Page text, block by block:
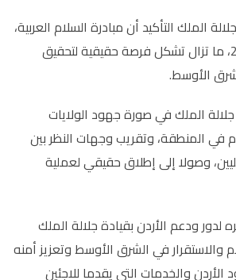
الملك التأكيد أن مبادرة السلام العربية،
التي أطلقت عام 2002، ما تزال تشكل فرصة حقيقية لتحقيق
الأوسط.
الملك في صورة جهود الولايات
في المنطقة، وتقريب وجهات النظر بين
وصولا إلى إطلاق حقيقي لعملية
ودعم الأردن بقيادة جلالة الملك
في الشرق الأوسط وتعزيز أمنه
الأردن والخدمات التي يقدما للاجئين